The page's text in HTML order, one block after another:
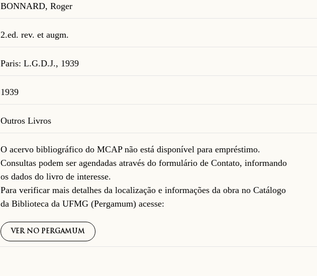
BONNARD, Roger
2.ed. rev. et augm.
Paris: L.G.D.J., 1939
1939
Outros Livros
O acervo bibliográfico do MCAP não está disponível para empréstimo.
Consultas podem ser agendadas através do formulário deContato, informando
os dados do livro de interesse.
Para verificar mais detalhes da localização e informações da obra no Catálogo
da Biblioteca da UFMG (Pergamum) acesse:
VER NO PERGAMUM